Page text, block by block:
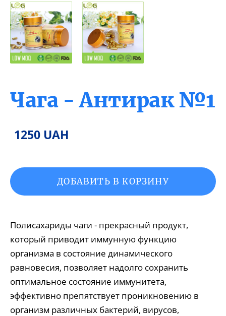
Чага - Антирак №1
1250 UAH
ДОБАВИТЬ В КОРЗИНУ
Полисахариды чаги - прекрасный продукт,
который приводит иммунную функцию
организма в состояние динамического
равновесия, позволяет надолго сохранить
оптимальное состояние иммунитета,
эффективно препятствует проникновению в
организм различных бактерий, вирусов,